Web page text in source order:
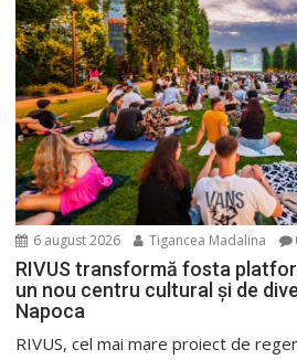
6 august 2026 Tigancea Madalina
RIVUS transformă fosta
un nou centru cultural și de
Napoca
RIVUS, cel mai mare proiect de